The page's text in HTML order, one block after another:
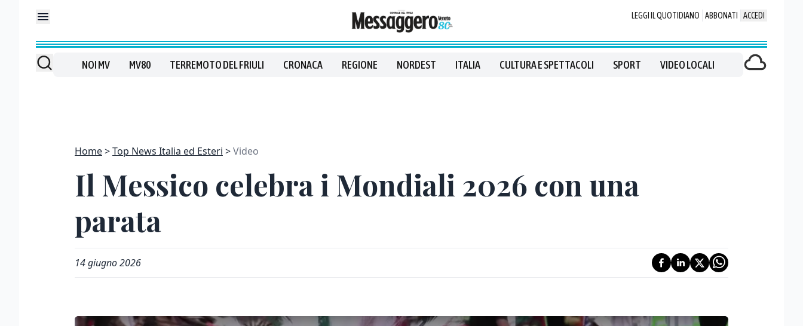
LEGGI IL QUOTIDIANO ABBONATI ACCEDI
NOI MV MV80 TERREMOTO DEL FRIULI CRONACA REGIONE NORDEST ITALIA CULTURA E SPETTACOLI SPORT VIDEO LOCALI
Home Top News Italia ed Esteri Video
Il Messico celebra i Mondiali 2026 con una
parata
14 giugno 2026